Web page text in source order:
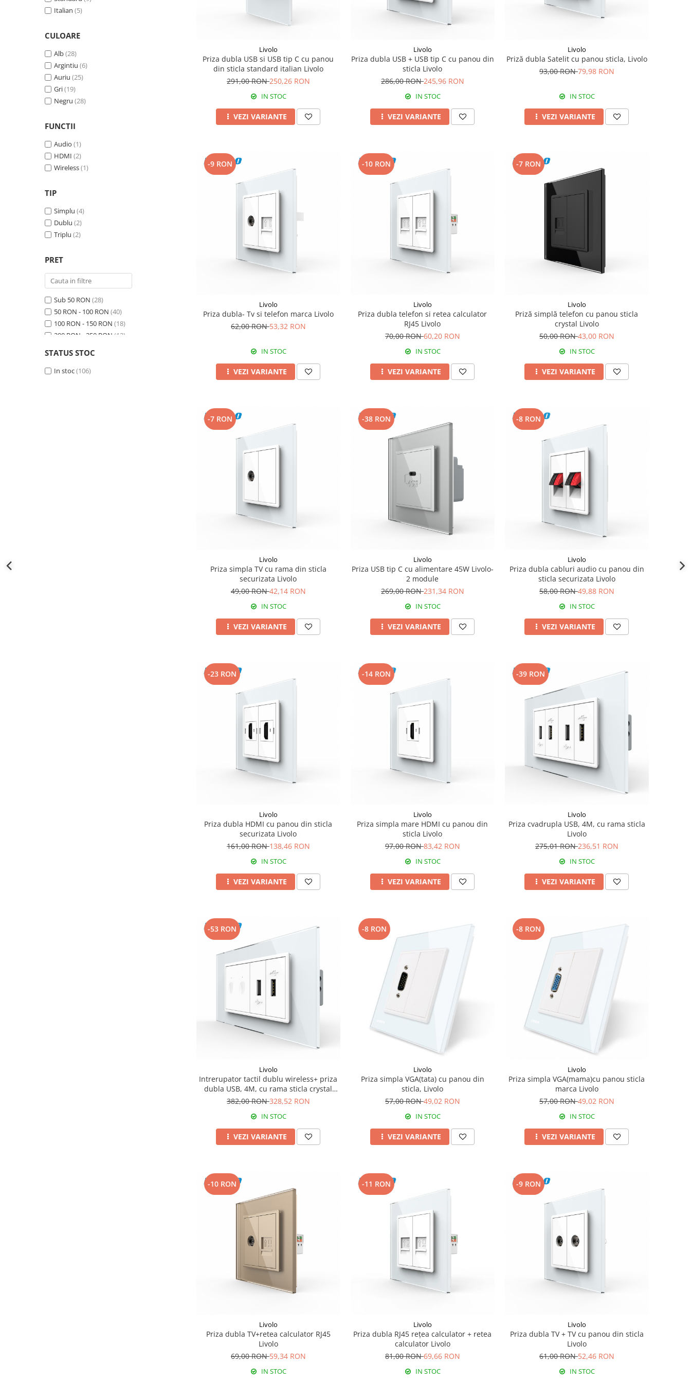
VGA(2)
Italian (5)
CULOARE
Alb(28)
Argintiu (6)
Auriu (25)
Gri(19)
Negru (28)
FUNCTII
Audio (1)
HDMI (2)
Wireless(1)
TIP
Simplu (4)
Dublu (2)
Triplu (2)
PRET
Sub 50 RON (28)
50 RON - 100 RON (40)
100 RON - 150 RON (18)
200 RON - 250 RON (12)
STATUS STOC
In stoc(106)
Livolo
Priza dubla USB si USB tip C cu panou
din sticla standard italian Livolo
291,00 RON250,26 RON
IN STOC
VEZI VARIANTE
Livolo
Priza dubla USB + USB tip C cu panou din
sticla Livolo
286,00 RON245,96 RON
IN STOC
VEZI VARIANTE
Livolo
Priză dubla Satelit cu panou sticla, Livolo
93,00 RON79,98 RON
IN STOC
VEZI VARIANTE
-9 RON
Livolo
Priza dubla- Tv si telefon marca Livolo
62,00 RON53,32 RON
IN STOC
VEZI VARIANTE
-10 RON
Livolo
Priza dubla telefon si retea calculator
RJ45 Livolo
70,00 RON60,20 RON
IN STOC
VEZI VARIANTE
-7 RON
Livolo
Priză simplă telefon cu panou sticla
crystal Livolo
50,00 RON43,00 RON
IN STOC
VEZI VARIANTE
-7 RON
Livolo
Priza simpla TV cu rama din sticla
securizata Livolo
49,00 RON42,14 RON
IN STOC
VEZI VARIANTE
-38 RON
Livolo
Priza USB tip C cu alimentare 45W Livolo-
2 module
269,00 RON231,34 RON
IN STOC
VEZI VARIANTE
-8 RON
Livolo
Priza dubla cabluri audio cu panou din
sticla securizata Livolo
58,00 RON49,88 RON
IN STOC
VEZI VARIANTE
-23 RON
Livolo
Priza dubla HDMI cu panou din sticla
securizata Livolo
161,00 RON138,46 RON
IN STOC
VEZI VARIANTE
-14 RON
Livolo
Priza simpla mare HDMI cu panou din
sticla Livolo
97,00 RON83,42 RON
IN STOC
VEZI VARIANTE
-39 RON
Livolo
Priza cvadrupla USB, 4M, cu rama sticla
Livolo
275,01 RON236,51 RON
IN STOC
VEZI VARIANTE
-53 RON
Livolo
Intrerupator tactil dublu wireless+ priza
dubla USB, 4M, cu rama sticla crystal
Livolo
382,00 RON328,52 RON
IN STOC
VEZI VARIANTE
-8 RON
Livolo
Priza simpla VGA(tata) cu panou din
sticla, Livolo
57,00 RON49,02 RON
IN STOC
VEZI VARIANTE
-8 RON
Livolo
Priza simpla VGA(mama)cu panou sticla
marca Livolo
57,00 RON49,02 RON
IN STOC
VEZI VARIANTE
-10 RON
Livolo
Priza dubla TV+retea calculator RJ45
Livolo
69,00 RON59,34 RON
IN STOC
-11 RON
Livolo
Priza dubla RJ45 rețea calculator + retea
calculator Livolo
81,00 RON69,66 RON
IN STOC
-9 RON
Livolo
Priza dubla TV + TV cu panou din sticla
Livolo
61,00 RON52,46 RON
IN STOC